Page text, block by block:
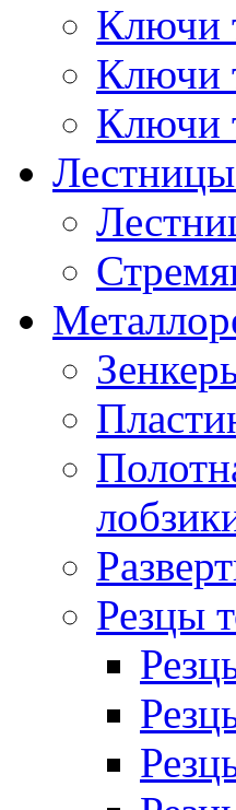
Ключи
Ключи
Ключи
Резцы